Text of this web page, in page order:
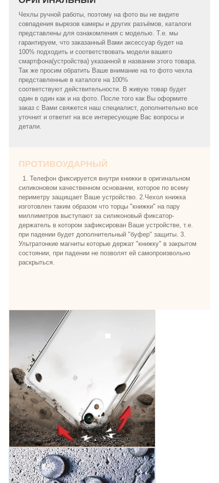
Чехлы ручной работы, поэтому на фото вы не видите
совпадения вырезов камеры и других разъёмов, каталоги
представлены для ознакомления с моделью. Т.е. мы
гарантируем, что заказанный Вами аксессуар будет на
100% подходить и соответствовать модели вашего
смартфона(устройства) указанной в названии этого товара.
Так же просим обратить Ваше внимание на то фото чехла
представленные в каталоге на 100%
соответствуют действительности. В живую товар будет
один в один как и на фото. После того как Вы оформите
заказ с Вами свяжется наш специалист, дополнительно все
уточнит и ответит на все интересующие Вас вопросы и
детали.
ПРОТИВОУДАРНЫЙ
1. Телефон фиксируется внутри книжки в оригинальном
силиконовом качественном основании, которое по всему
периметру защищает Ваше устройство. 2.Чехол книжка
изготовлен таким образом что торцы "книжки" на пару
миллиметров выступают за силиконовый фиксатор-
держатель в котором зафиксирован Ваше устройстве, т.е.
при падении будет дополнительный "буфер" защиты. 3.
Ультратонкие магниты которые держат "книжку" в закрытом
состоянии, при падении не позволят ей самопроизвольно
раскрыться.